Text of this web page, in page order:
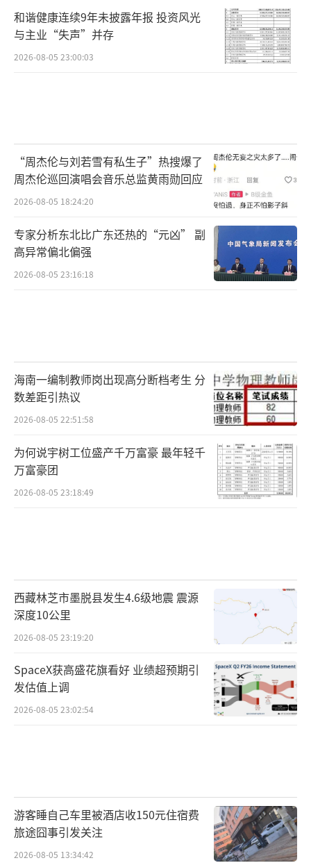
和谐健康连续9年未披露年报 投资风光
与主业“失声”并存
2026-08-05 23:00:03
“周杰伦与刘若雪有私生子”热搜爆了
周杰伦巡回演唱会音乐总监黄雨勋回应
2026-08-05 18:24:20
专家分析东北比广东还热的“元凶” 副
高异常偏北偏强
2026-08-05 23:16:18
海南一编制教师岗出现高分断档考生 分
数差距引热议
2026-08-05 22:51:58
为何说宇树工位盛产千万富豪 最年轻千
万富豪团
2026-08-05 23:18:49
西藏林芝市墨脱县发生4.6级地震 震源
深度10公里
2026-08-05 23:19:20
SpaceX获高盛花旗看好 业绩超预期引
发估值上调
2026-08-05 23:02:54
游客睡自己车里被酒店收150元住宿费
旅途囧事引发关注
2026-08-05 13:34:42